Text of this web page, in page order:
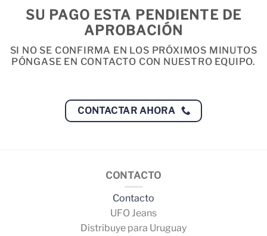
SU PAGO ESTA PENDIENTE DE
APROBACIÓN
SI NO SE CONFIRMA EN LOS PRÓXIMOS MINUTOS
PÓNGASE EN CONTACTO CON NUESTRO EQUIPO.
CONTACTAR AHORA
CONTACTO
Contacto
UFO Jeans
Distribuye para Uruguay